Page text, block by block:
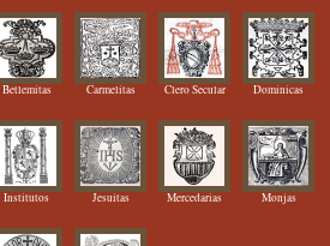
Betlemitas Carmelitas Clero Secular Dominicas
Institutos Jesuitas Mercedarias Monjas